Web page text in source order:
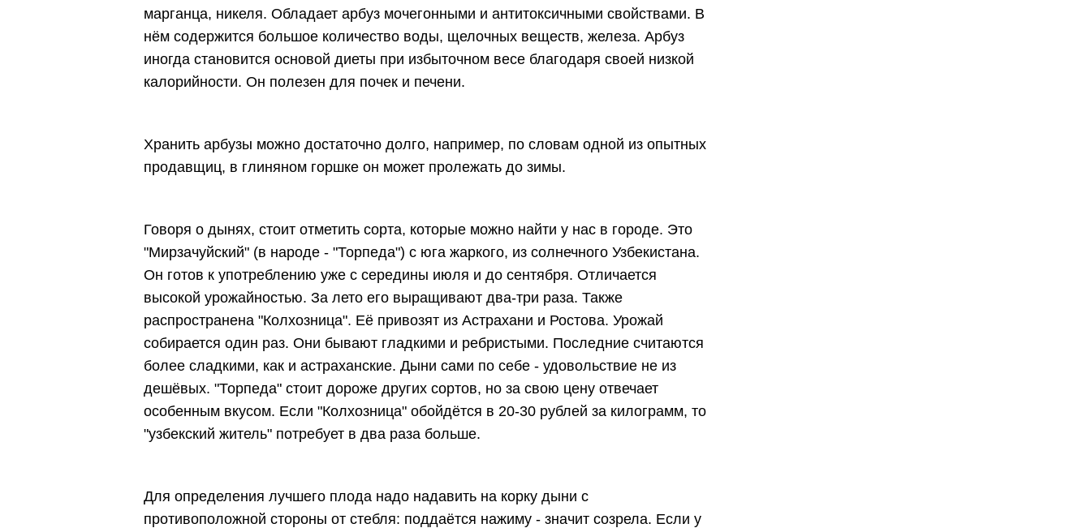
марганца, никеля. Обладает арбуз мочегонными и антитоксичными свойствами. В
нём содержится большое количество воды, щелочных веществ, железа. Арбуз
иногда становится основой диеты при избыточном весе благодаря своей низкой
калорийности. Он полезен для почек и печени.
Хранить арбузы можно достаточно долго, например, по словам одной из опытных
продавщиц, в глиняном горшке он может пролежать до зимы.
Говоря о дынях, стоит отметить сорта, которые можно найти у нас в городе. Это
"Мирзачуйский" (в народе - "Торпеда") с юга жаркого, из солнечного Узбекистана.
Он готов к употреблению уже с середины июля и до сентября. Отличается
высокой урожайностью. За лето его выращивают два-три раза. Также
распространена "Колхозница". Её привозят из Астрахани и Ростова. Урожай
собирается один раз. Они бывают гладкими и ребристыми. Последние считаются
более сладкими, как и астраханские. Дыни сами по себе - удовольствие не из
дешёвых. "Торпеда" стоит дороже других сортов, но за свою цену отвечает
особенным вкусом. Если "Колхозница" обойдётся в 20-30 рублей за килограмм, то
"узбекский житель" потребует в два раза больше.
Для определения лучшего плода надо надавить на корку дыни с
противоположной стороны от стебля: поддаётся нажиму - значит созрела. Если у